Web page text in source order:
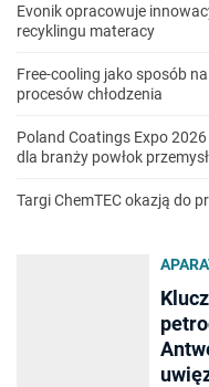
Evonik opracowuje
recyklingu materacy
Free-cooling jako sposób
procesów chłodzenia
Poland Coatings Expo
dla branży powłok
Targi ChemTEC okazją do